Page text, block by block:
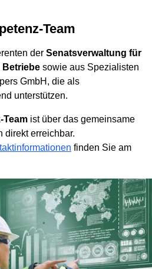
Team
der Senatsverwaltung für
Betriebe sowie aus Spezialisten
GmbH, die als
unterstützen.
Team ist über das gemeinsame
direkt erreichbar.
finden Sie am